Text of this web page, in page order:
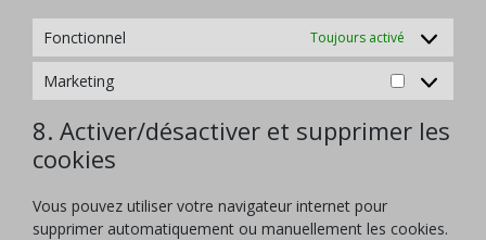
Fonctionnel Toujours activé
Marketing Marketing
8. Activer/désactiver et supprimer les
cookies
Vous pouvez utiliser votre navigateur internet pour
supprimer automatiquement ou manuellement les cookies.